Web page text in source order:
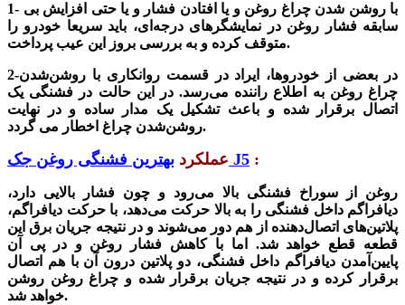
1- با روشن شدن چراغ روغن و یا افتادن فشار و یا حتی افزایش بی
سابقه فشار روغن در نمایشگر‌های درجه‌ای، باید سریعا خودرو را
متوقف کرده و به بررسی بروز این عیب پرداخت.
2-در بعضی از ‌خودرو‌ها، ایراد در قسمت روانکاری با روشن‌شدن
چراغ روغن به اطلاع راننده می‌رسد. در این حالت در فشنگی یک
اتصال برقرار شده و باعث تشکیل یک مدار ساده و در نهایت
روشن‌شدن چراغ اخطار می گردد.
عملکرد بهترین فشنگی روغن جک J5 :
روغن از سوراخ فشنگی بالا می‌رود و چون فشار بالایی دارد،
دیافراگم داخل فشنگی را به بالا حرکت می‌دهد، با حرکت دیافراگم،
پلاتین‌های اتصال‌دهنده از هم دور می‌شوند و در نتیجه جریان برق این
قطعه قطع خواهد شد. اما با کاهش فشار روغن و در پی آن
پایین‌آمدن دیافراگم داخل فشنگی، دو پلاتین درون آن با هم اتصال
برقرار کرده و در نتیجه جریان برقرار شده و چراغ روغن روشن
خواهد شد.